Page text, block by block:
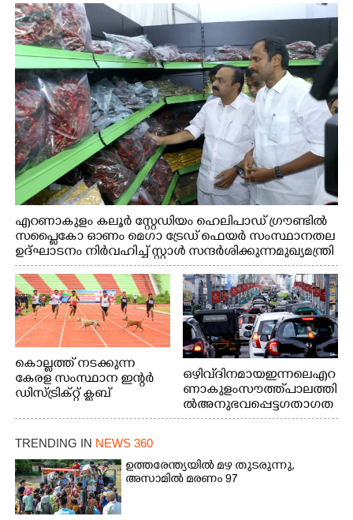
എറണാകുളം കലൂർ സ്റ്റേഡിയം ഹെലിപാഡ് ഗ്രൗണ്ടിൽ
സപ്ളൈകോ ഓണം മെഗാ ട്രേഡ് ഫെയർ സംസ്ഥാനതല
ഉദ്ഘാടനം നിർവഹിച്ച് സ്റ്റാൾ സന്ദർശിക്കുന്ന മുഖ്യമന്ത്രി
വി.ഡി. സതീശൻ. മന്ത്രി അനൂപ് ജേക്കബ് സമീപം
കൊല്ലത്ത് നടക്കുന്ന
കേരള സംസ്ഥാന ഇന്റർ
ഡിസ്ട്രിക്റ്റ് ക്ലബ്
ചാമ്പ്യൻഷിപ്പിൽ അണ്ടർ
20 ആൺകുട്ടികളുടെ 200
മത്സരത്തിനിടെ സിന്തറ്റിക്
ട്രാക്കിന് കുറുകെ ഓടുന്ന
നായകൾ.
ഒഴിവ് ദിനമായ ഇന്നലെ എറ
ണാകുളം സൗത്ത് പാലത്തി
ൽ അനുഭവപ്പെട്ട ഗതാഗത
ക്കുരുക്ക്
TRENDING IN NEWS 360
ഉത്തരേന്ത്യയിൽ മഴ തുടരുന്നു,​
അസാമിൽ മരണം 97